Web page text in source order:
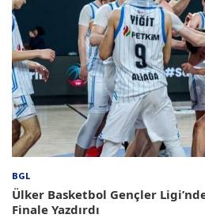
BGL
Ülker Basketbol Gençler
Finale Yazdırdı